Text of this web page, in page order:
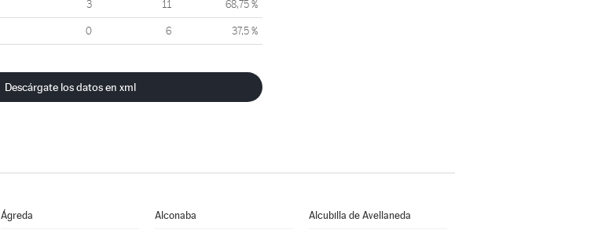
3 11 68,75 %
0 6 37,5 %
Descárgate los datos en xml
Ágreda Alconaba Alcubilla de Avellaneda